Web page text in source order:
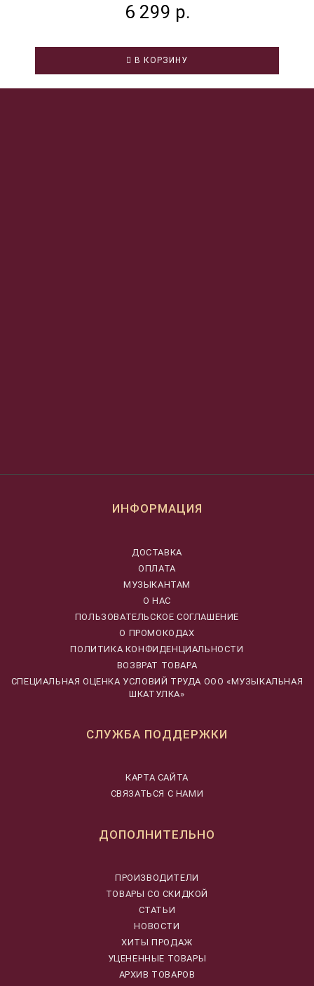
6 299 р.
В КОРЗИНУ
ИНФОРМАЦИЯ
ДОСТАВКА
ОПЛАТА
МУЗЫКАНТАМ
О НАС
ПОЛЬЗОВАТЕЛЬСКОЕ СОГЛАШЕНИЕ
О ПРОМОКОДАХ
ПОЛИТИКА КОНФИДЕНЦИАЛЬНОСТИ
ВОЗВРАТ ТОВАРА
CПЕЦИАЛЬНАЯ ОЦЕНКА УСЛОВИЙ ТРУДА ООО «МУЗЫКАЛЬНАЯ
ШКАТУЛКА»
СЛУЖБА ПОДДЕРЖКИ
КАРТА САЙТА
СВЯЗАТЬСЯ С НАМИ
ДОПОЛНИТЕЛЬНО
ПРОИЗВОДИТЕЛИ
ТОВАРЫ СО СКИДКОЙ
СТАТЬИ
НОВОСТИ
ХИТЫ ПРОДАЖ
УЦЕНЕННЫЕ ТОВАРЫ
АРХИВ ТОВАРОВ